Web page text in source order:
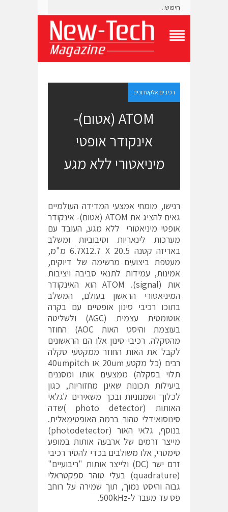
g
l
e
N
M
n
u
רכיבים אלקטרונים
ATOM (אטום)-
אינקודר אופטי
מיניאטורי ללא מגע
רנישו, מומחי אמצעי המדידה העולמיים
גאים להציג את ATOM (אטום)- אינקודר
אופטי מיניאטורי ללא מגע, העובד עם
מערכות לינאריות וסיבוביות ומשלב
באריזה קטנה 6.7X12.7 X 20.5 מ"מ,
מעטפת ביצועים מרשימה של דיוקים,
אמינות, עמידות לתנאי סביבה ויציבות
אות (signal). ATOM הוא האינקודר
המיניאטורי הראשון בעולם, המשלב
בתוכו רכיבי סינון אופטיים עם בקרה
אוטומטית עצמית (AGC) ולשליטה
בעוצמת והיסט האות AOC) החוזר
מהסקלה. רכיבי סינון אלו הם הראשונים
לקבל את האות החוזר ממקטעי סקלה
רבים (כל מקטע 20um או 40umpitch
תלוי בסקלה) ממצעים אותו ומסננים
ביעילות תכונות שאינן מחזוריות, כגון
לכלוך ושמנוניות ובכך משאירים לגלאי
האותות (photo detector )שדה
סינוסואידלי טהור ברמה האופטימאלית.
בנוסף, גלאי האור (photodetector)
מייצר זרמים של ארבעה אותות במופע
סימטרי, אלו משולבים בכדי להסיר רכיבי
זרם ישר (DC) ולייצר אותות "ריבועיים"
(quadrature) בעלי טוהר ספקטראלי
גבוה והיסט נמוך, תוך שמירה על רוחב
פס עד מעבר ל-500kHz.